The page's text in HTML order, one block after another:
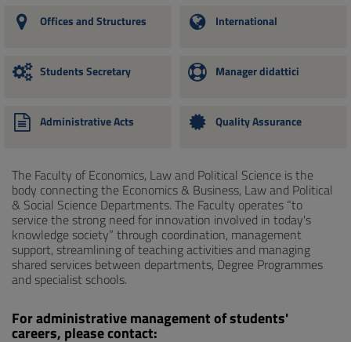
Offices and Structures International
Students Secretary Manager didattici
Administrative Acts Quality Assurance
The Faculty of Economics, Law and Political Science is the
body connecting the Economics & Business, Law and Political
& Social Science Departments. The Faculty operates “to
service the strong need for innovation involved in today's
knowledge society” through coordination, management
support, streamlining of teaching activities and managing
shared services between departments, Degree Programmes
and specialist schools.
For administrative management of students'
careers, please contact: